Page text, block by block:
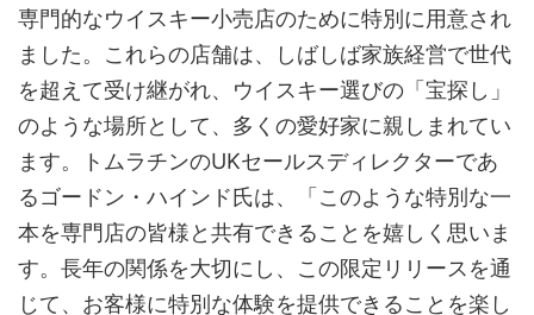
専門的なウイスキー小売店のために特別に用意され
ました。これらの店舗は、しばしば家族経営で世代
を超えて受け継がれ、ウイスキー選びの「宝探し」
のような場所として、多くの愛好家に親しまれてい
ます。トムラチンのUKセールスディレクターであ
るゴードン・ハインド氏は、「このような特別な一
本を専門店の皆様と共有できることを嬉しく思いま
す。長年の関係を大切にし、この限定リリースを通
じて、お客様に特別な体験を提供できることを楽し